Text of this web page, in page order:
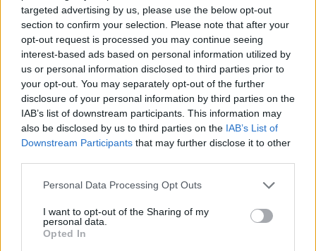
targeted advertising by us, please use the below opt-out
section to confirm your selection. Please note that after your
opt-out request is processed you may continue seeing
interest-based ads based on personal information utilized by
us or personal information disclosed to third parties prior to
your opt-out. You may separately opt-out of the further
disclosure of your personal information by third parties on the
IAB’s list of downstream participants. This information may
also be disclosed by us to third parties on the IAB’s List of
Downstream Participants that may further disclose it to other
Personal Data Processing Opt Outs
I want to opt-out of the Sharing of my
personal data.
Opted In